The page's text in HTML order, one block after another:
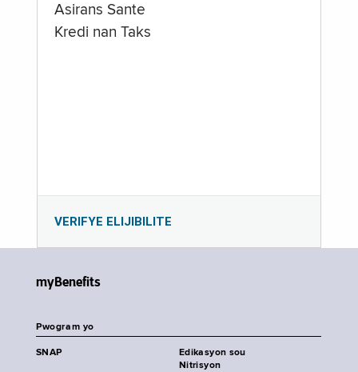
Asirans Sante
Kredi nan Taks
VERIFYE ELIJIBILITE
myBenefits
Pwogram yo
SNAP
Edikasyon sou
Nitrisyon